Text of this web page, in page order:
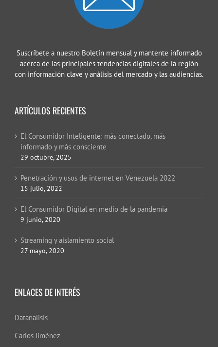
Suscríbete a nuestro Boletín mensual y mantente informado
acerca de las principales tendencias digitales de la región
con información clave y análisis del mercado y las audiencias.
ARTÍCULOS RECIENTES
El Consumidor Inteligente: más conectado, más
informado y más consciente
29 octubre, 2025
Penetración y usos de internet en Venezuela 2022
15 julio, 2022
El Consumidor Digital en medio de la pandemia
9 junio, 2020
Streaming y aislamiento social
27 mayo, 2020
ENLACES DE INTERÉS
Datanalisis
Carlos Jiménez